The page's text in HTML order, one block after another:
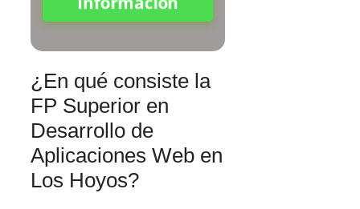
¿En qué consiste la
FP Superior en
Desarrollo de
Aplicaciones Web en
Los Hoyos?